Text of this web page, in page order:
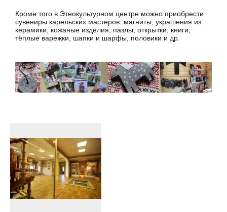
Кроме того в Этнокультурном центре можно приобрести
сувениры карельских мастеров: магниты, украшения из
керамики, кожаные изделия, пазлы, открытки, книги,
тёплые варежки, шапки и шарфы, половики и др.